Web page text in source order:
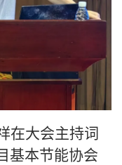
在大会主持词
基本节能协会